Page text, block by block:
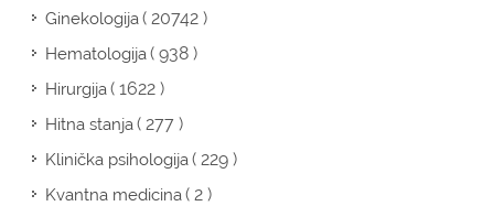
Ginekologija( 20742 )
Hematologija( 938 )
Hirurgija( 1622 )
Hitna stanja( 277 )
Klinička psihologija( 229 )
Kvantna medicina( 2 )